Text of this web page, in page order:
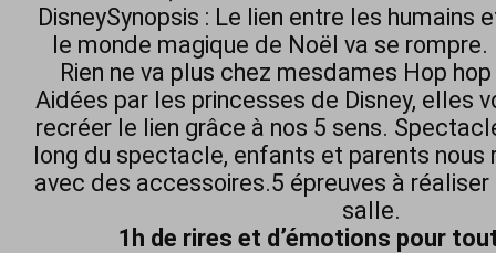
DisneySynopsis : Le lien entre les humains
le monde magique de Noël va se rompre.
Rien ne va plus chez mesdames Hop
Aidées par les princesses de Disney, elles
recréer le lien grâce à nos 5 sens.
long du spectacle, enfants et parents nous
avec des accessoires.5 épreuves à
salle.
1h de rires et d’émotions pour